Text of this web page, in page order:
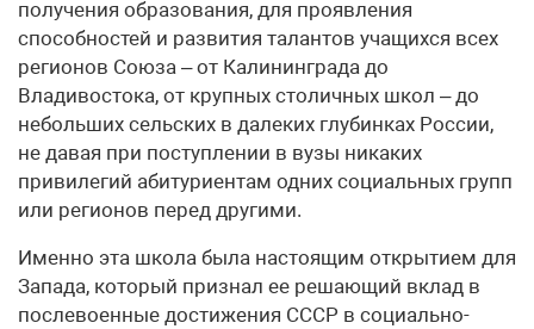
получения образования, для проявления
способностей и развития талантов учащихся всех
регионов Союза – от Калининграда до
Владивостока, от крупных столичных школ – до
небольших сельских в далеких глубинках России,
не давая при поступлении в вузы никаких
привилегий абитуриентам одних социальных групп
или регионов перед другими.
Именно эта школа была настоящим открытием для
Запада, который признал ее решающий вклад в
послевоенные достижения СССР в социально-